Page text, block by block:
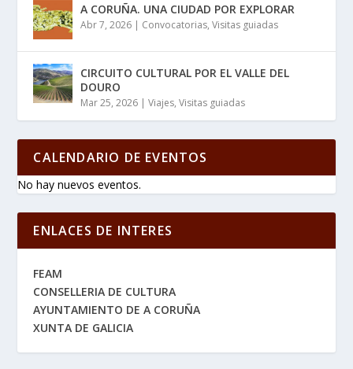
A CORUÑA. UNA CIUDAD POR EXPLORAR
Abr 7, 2026 | Convocatorias,Visitas guiadas
CIRCUITO CULTURAL POR EL VALLE DEL
DOURO
Mar 25, 2026 |Viajes,Visitas guiadas
CALENDARIO DE EVENTOS
No hay nuevos eventos.
ENLACES DE INTERES
FEAM
CONSELLERIA DE CULTURA
AYUNTAMIENTO DE A CORUÑA
XUNTA DE GALICIA